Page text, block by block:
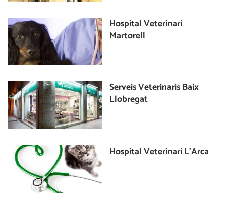
Hospital Veterinari
Martorell
Serveis Veterinaris Baix
Llobregat
Hospital Veterinari L'Arca